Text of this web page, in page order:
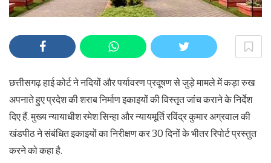
छत्तीसगढ़ हाई कोर्ट ने नदियों और पर्यावरण प्रदूषण से जुड़े मामले में कड़ा रुख
अपनाते हुए प्रदेश की शराब निर्माण इकाइयों की विस्तृत जांच कराने के निर्देश
दिए हैं. मुख्य न्यायाधीश रमेश सिन्हा और न्यायमूर्ति रविंद्र कुमार अग्रवाल की
खंडपीठ ने संबंधित इकाइयों का निरीक्षण कर 30 दिनों के भीतर रिपोर्ट प्रस्तुत
करने को कहा है.